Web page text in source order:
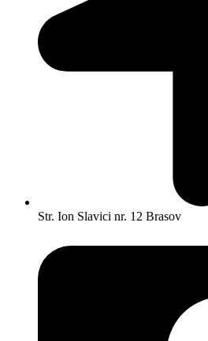
Str. Ion Slavici nr. 12 Brasov